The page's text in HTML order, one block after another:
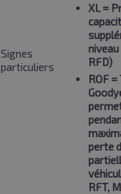
Signes
particuliers
XL=
niveau
RFD)
ROF=
perte
RFT,